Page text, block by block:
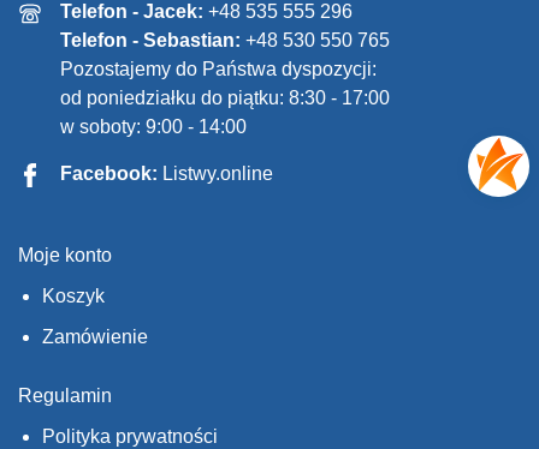
Telefon - Jacek: +48 535 555 296
Telefon - Sebastian: +48 530 550 765
Pozostajemy do Państwa dyspozycji:
od poniedziałku do piątku: 8:30 - 17:00
w soboty: 9:00 - 14:00
Facebook: Listwy.online
Moje konto
Koszyk
Zamówienie
Regulamin
Polityka prywatności